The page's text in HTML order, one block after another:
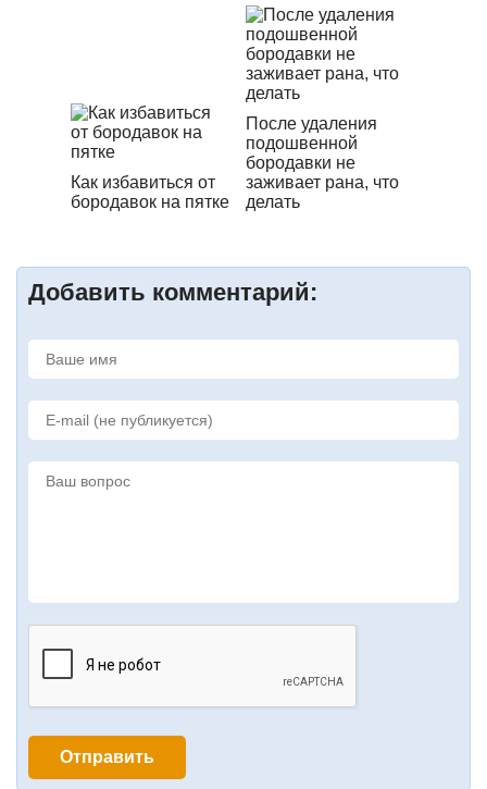
Как избавиться от
бородавок на пятке
После удаления
подошвенной
бородавки не
заживает рана, что
делать
Добавить комментарий: